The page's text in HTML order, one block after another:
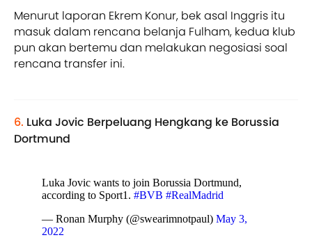
Menurut laporan Ekrem Konur, bek asal Inggris itu
masuk dalam rencana belanja Fulham, kedua klub
pun akan bertemu dan melakukan negosiasi soal
rencana transfer ini.
6. Luka Jovic Berpeluang Hengkang ke Borussia
Dortmund
Luka Jovic wants to join Borussia Dortmund,
according to Sport1. #BVB #RealMadrid
— Ronan Murphy (@swearimnotpaul) May 3,
2022